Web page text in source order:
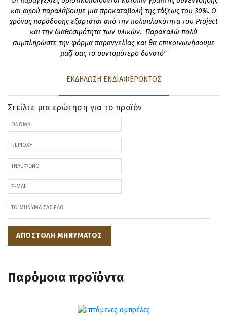
και αφού παραλάβουμε μια προκαταβολή της τάξεως του 30%. Ο
χρόνος παράδοσης εξαρτάται από την πολυπλοκότητα του Project
και την διαθεσιμότητα των υλικών. Παρακαλώ πολύ
συμπληρώστε την φόρμα παραγγελίας και θα επικοινωνήσουμε
μαζί σας το συντομότερο δυνατό"
ΕΚΔΗΛΩΣΗ ΕΝΔΙΑΦΕΡΟΝΤΟΣ
Στείλτε μια ερώτηση για το προϊόν
Παρόμοια προϊόντα